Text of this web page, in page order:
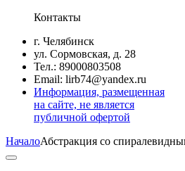
Контакты
г. Челябинск
ул. Сормовская, д. 28
Тел.: 89000803508
Email: lirb74@yandex.ru
Информация, размещенная
на сайте, не является
публичной офертой
НачалоАбстракция со